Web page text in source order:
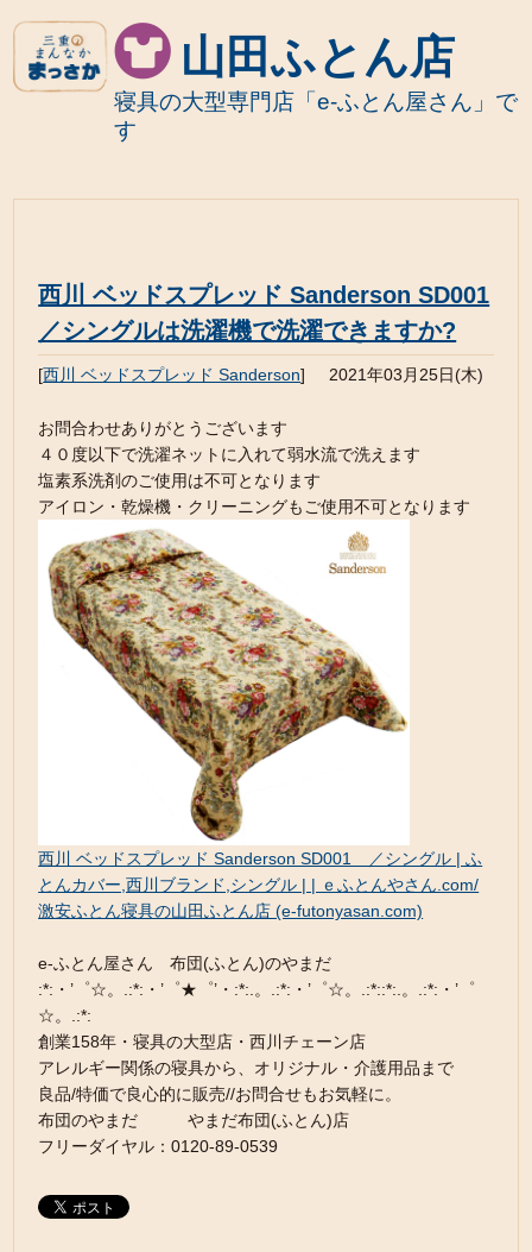
山田ふとん店
寝具の大型専門店「e-ふとん屋さん」で
す
西川 ベッドスプレッド Sanderson SD001
／シングルは洗濯機で洗濯できますか?
[西川 ベッドスプレッド Sanderson] 2021年03月25日(木)
お問合わせありがとうございます
４０度以下で洗濯ネットに入れて弱水流で洗えます
塩素系洗剤のご使用は不可となります
アイロン・乾燥機・クリーニングもご使用不可となります
西川 ベッドスプレッド Sanderson SD001 ／シングル | ふ
とんカバー,西川ブランド,シングル | | ｅふとんやさん.com/
激安ふとん寝具の山田ふとん店 (e-futonyasan.com)
e-ふとん屋さん 布団(ふとん)のやまだ
:*:・’゜☆。.:*:・’゜★゜’・:*:.。.:*:・’゜☆。.:*::*:.。.:*:・’゜
☆。.:*:
創業158年・寝具の大型店・西川チェーン店
アレルギー関係の寝具から、オリジナル・介護用品まで
良品/特価で良心的に販売//お問合せもお気軽に。
布団のやまだ やまだ布団(ふとん)店
フリーダイヤル：0120-89-0539